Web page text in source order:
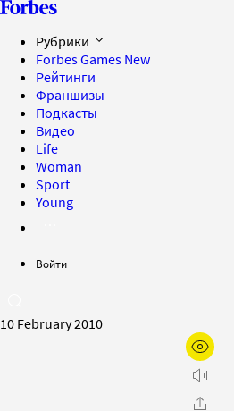
Рубрики
Forbes Games New
Рейтинги
Франшизы
Подкасты
Видео
Life
Woman
Sport
Young
Войти
10 February 2010